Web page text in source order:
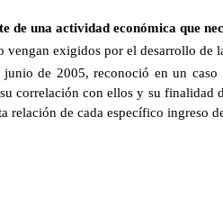
de una actividad económica que
exigidos por el desarrollo
de 2005, reconoció en un
correlación con ellos y su
de cada específico ingreso de